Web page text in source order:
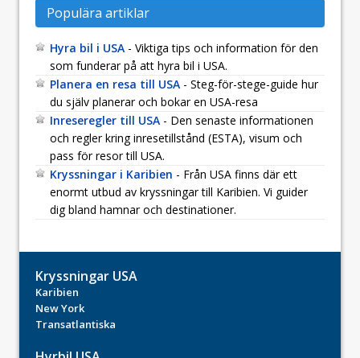
Populära artiklar
Hyra bil i USA - Viktiga tips och information för den
som funderar på att hyra bil i USA.
Planera en resa till USA - Steg-för-stege-guide hur
du själv planerar och bokar en USA-resa
Inreseregler till USA - Den senaste informationen
och regler kring inresetillstånd (ESTA), visum och
pass för resor till USA.
Kryssningar i Karibien - Från USA finns där ett
enormt utbud av kryssningar till Karibien. Vi guider
dig bland hamnar och destinationer.
Kryssningar USA
Karibien
New York
Transatlantiska